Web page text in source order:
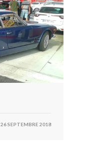
26 SEPTEMBRE 2018